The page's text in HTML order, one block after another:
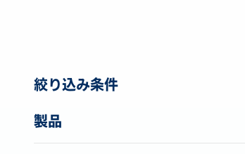
絞り込み条件
製品